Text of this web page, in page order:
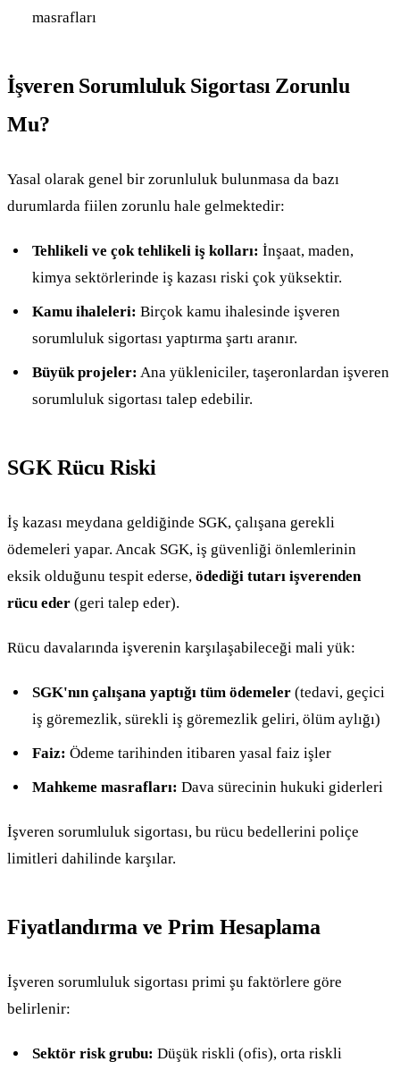
masrafları
İşveren Sorumluluk Sigortası Zorunlu
Mu?
Yasal olarak genel bir zorunluluk bulunmasa da bazı
durumlarda fiilen zorunlu hale gelmektedir:
Tehlikeli ve çok tehlikeli iş kolları: İnşaat, maden,
kimya sektörlerinde iş kazası riski çok yüksektir.
Kamu ihaleleri: Birçok kamu ihalesinde işveren
sorumluluk sigortası yaptırma şartı aranır.
Büyük projeler: Ana yükleniciler, taşeronlardan işveren
sorumluluk sigortası talep edebilir.
SGK Rücu Riski
İş kazası meydana geldiğinde SGK, çalışana gerekli
ödemeleri yapar. Ancak SGK, iş güvenliği önlemlerinin
eksik olduğunu tespit ederse, ödediği tutarı işverenden
rücu eder (geri talep eder).
Rücu davalarında işverenin karşılaşabileceği mali yük:
SGK'nın çalışana yaptığı tüm ödemeler (tedavi, geçici
iş göremezlik, sürekli iş göremezlik geliri, ölüm aylığı)
Faiz: Ödeme tarihinden itibaren yasal faiz işler
Mahkeme masrafları: Dava sürecinin hukuki giderleri
İşveren sorumluluk sigortası, bu rücu bedellerini poliçe
limitleri dahilinde karşılar.
Fiyatlandırma ve Prim Hesaplama
İşveren sorumluluk sigortası primi şu faktörlere göre
belirlenir:
Sektör risk grubu: Düşük riskli (ofis), orta riskli